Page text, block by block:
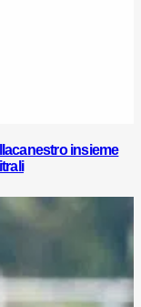
insieme